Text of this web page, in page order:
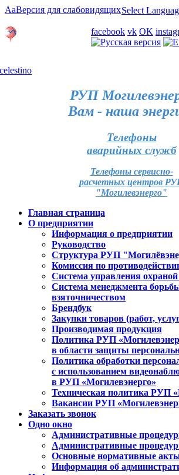
AaВерсия для слабовидящихSelect
facebook vk OK
РУП
Вам - наша
Телефоны
аварийных служб
Телефоны сервисно-
расчетных центров
"Могилевэнерго"
Главная страница
О предприятии
Информация о предприятии
Руководство
Структура РУП
Комиссия по
Система управления охраной
Система менеджмента
взяточничеством
Брендбук
Закупки товаров (работ,
Производимая продукция
Политика РУП
в области защиты
Политика обработки
с использованием
в РУП «Могилевэнерго»
Техническая политика РУП
Вакансии РУП
Заказать звонок
Одно окно
Административные
Административные
Основные нормативные
Информация об